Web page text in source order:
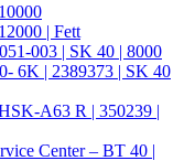
| Fett
003 | SK 40 | 8000
6K | 2389373 | SK 40
A63 R | 350239 |
Center – BT 40 |